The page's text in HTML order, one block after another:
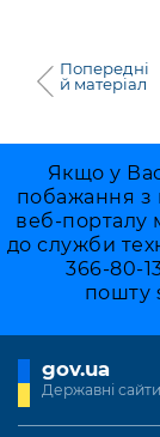
Попередні
й матеріал
Якщо у
побажання з
веб-порталу
до служби
366-80-
пошту
gov.ua
Державні